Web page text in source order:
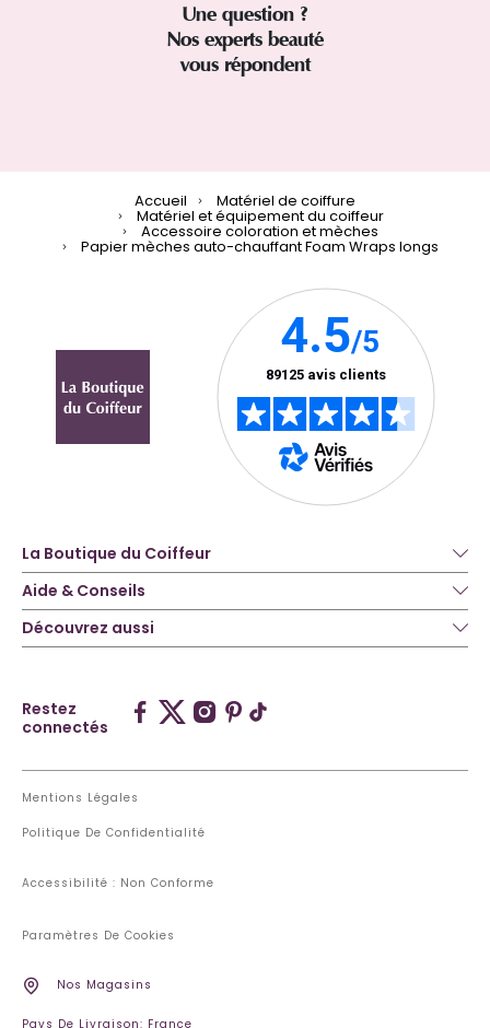
Une question ?
Nos experts beauté
vous répondent
Accueil Matériel de coiffure
Matériel et équipement du coiffeur
Accessoire coloration et mèches
Papier mèches auto-chauffant Foam Wraps longs
La Boutique du Coiffeur
Aide & Conseils
Découvrez aussi
Restez
connectés
Mentions Légales
Politique De Confidentialité
Accessibilité : Non Conforme
Paramètres De Cookies
Nos Magasins
Pays De Livraison: France